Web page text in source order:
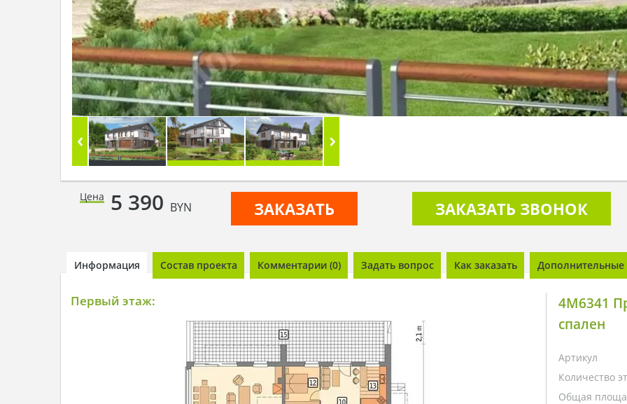
Цена 5 390 BYN ЗАКАЗАТЬ ЗАКАЗАТЬ ЗВОНОК
Информация Состав проекта Комментарии (0) Задать вопрос Как заказать Дополнительные
Первый этаж:
4M6341
спален
Артикул
Количество
Общая